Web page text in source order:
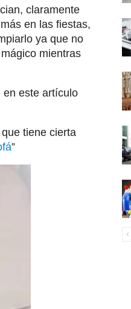
claramente
en las fiestas,
ya que no
mientras
en este artículo
tiene cierta
”